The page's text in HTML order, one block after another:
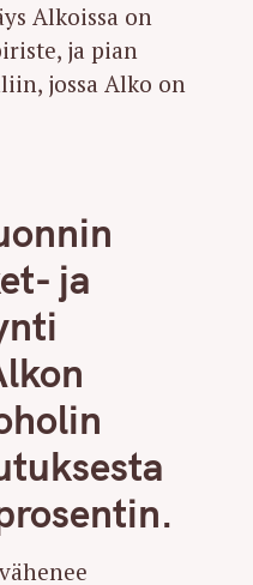
Alkoissa on
ja pian
jossa Alko on
ja